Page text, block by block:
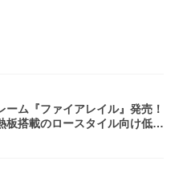
ーム『ファイアレイル』発売！
板搭載のロースタイル向け低型